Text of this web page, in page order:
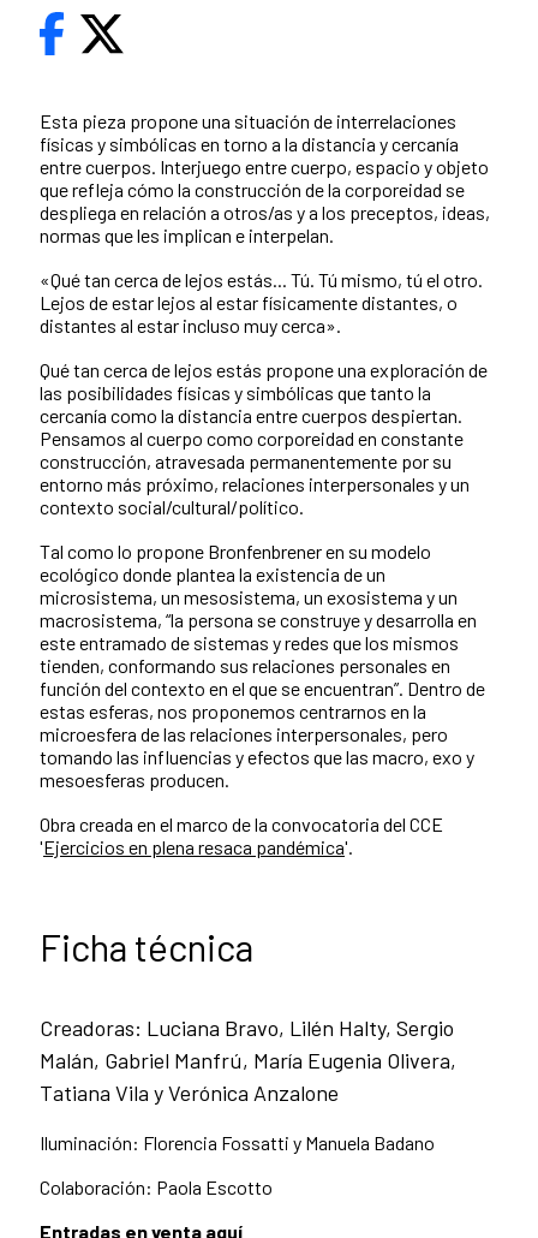
Esta pieza propone una situación de interrelaciones
físicas y simbólicas en torno a la distancia y cercanía
entre cuerpos. Interjuego entre cuerpo, espacio y objeto
que refleja cómo la construcción de la corporeidad se
despliega en relación a otros/as y a los preceptos, ideas,
normas que les implican e interpelan.
«Qué tan cerca de lejos estás... Tú. Tú mismo, tú el otro.
Lejos de estar lejos al estar físicamente distantes, o
distantes al estar incluso muy cerca».
Qué tan cerca de lejos estás propone una exploración de
las posibilidades físicas y simbólicas que tanto la
cercanía como la distancia entre cuerpos despiertan.
Pensamos al cuerpo como corporeidad en constante
construcción, atravesada permanentemente por su
entorno más próximo, relaciones interpersonales y un
contexto social/cultural/político.
Tal como lo propone Bronfenbrener en su modelo
ecológico donde plantea la existencia de un
microsistema, un mesosistema, un exosistema y un
macrosistema, “la persona se construye y desarrolla en
este entramado de sistemas y redes que los mismos
tienden, conformando sus relaciones personales en
función del contexto en el que se encuentran”. Dentro de
estas esferas, nos proponemos centrarnos en la
microesfera de las relaciones interpersonales, pero
tomando las influencias y efectos que las macro, exo y
mesoesferas producen.
Obra creada en el marco de la convocatoria del CCE
'Ejercicios en plena resaca pandémica'.
Ficha técnica
Creadoras: Luciana Bravo, Lilén Halty, Sergio
Malán, Gabriel Manfrú, María Eugenia Olivera,
Tatiana Vila y Verónica Anzalone
Iluminación: Florencia Fossatti y Manuela Badano
Colaboración: Paola Escotto
Entradas en venta aquí